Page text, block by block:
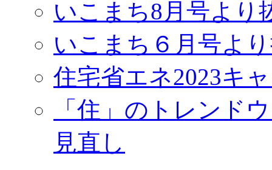
いこまち8月号よ
いこまち６月号よ
住宅省エネ2023キ
「住」のトレンド
見直し